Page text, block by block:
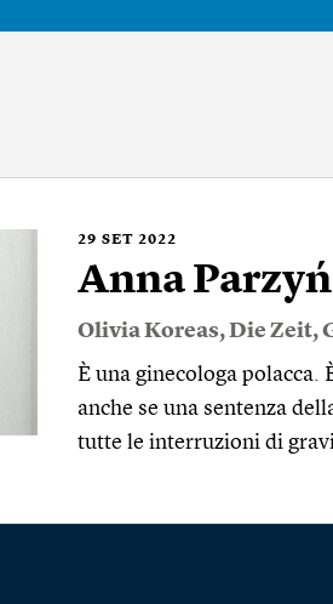
29 SET 2022
Anna
Olivia Koreas,Die Zeit,
È una ginecologa polacca.
anche se una sentenza
tutte le interruzioni di